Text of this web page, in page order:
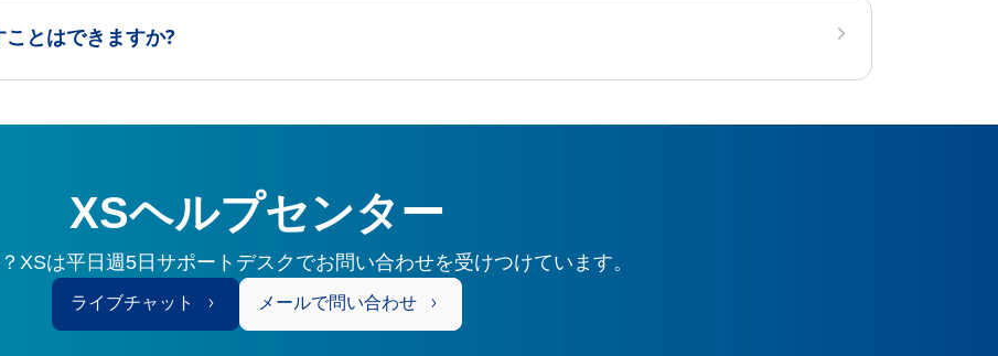
とはできますか?
XSヘルプセンター
XSは平日週5日サポートデスクでお問い合わせを受けつけています。
ライブチャット メールで問い合わせ